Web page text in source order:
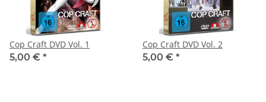
Cop Craft DVD Vol. 1
5,00 € *
Cop Craft DVD Vol. 2
5,00 € *